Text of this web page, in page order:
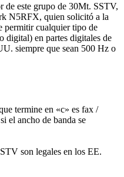
de este grupo de 30Mt. SSTV,
N5RFX, quien solicitó a la
permitir cualquier tipo de
digital) en partes digitales de
siempre que sean 500 Hz o
termine en «c» es fax /
el ancho de banda se
son legales en los EE.